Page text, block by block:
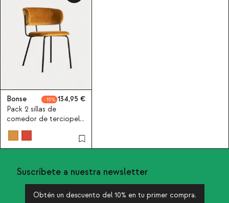
Bonse 15
134,95
Pack 2 sillas de
comedor de terciopelo
y metal Bonse
Suscríbete a nuestra newsletter
Obtén un descuento del 10% en tu primer compra.